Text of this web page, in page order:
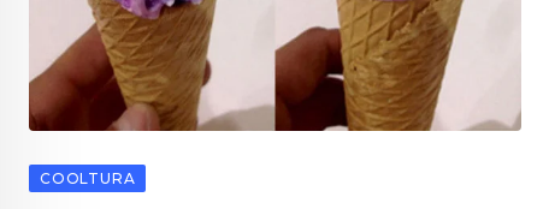
COOLTURA